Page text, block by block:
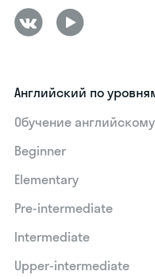
Английский по
Обучение английскому
Beginner
Elementary
Pre-intermediate
Intermediate
Upper-intermediate